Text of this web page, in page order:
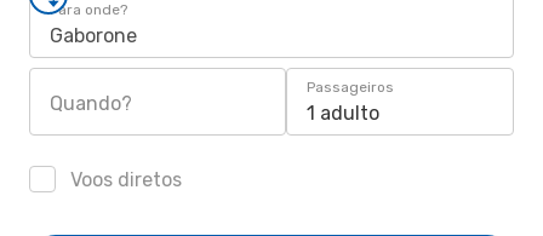
Para onde?
Gaborone
Quando?
Passageiros
1 adulto
Voos diretos